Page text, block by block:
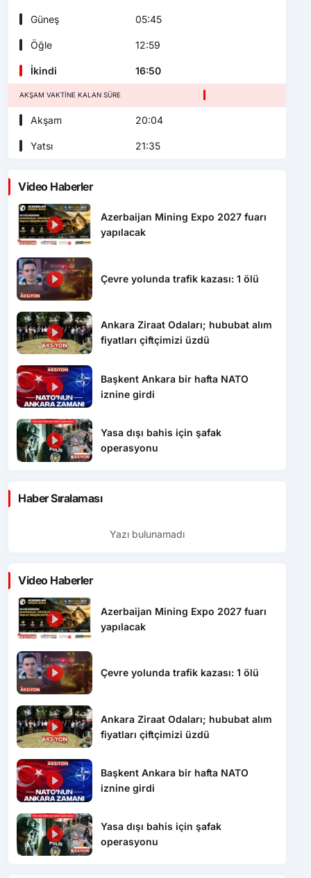
Güneş 05:45
Öğle 12:59
İkindi 16:50
AKŞAM VAKTINE KALAN SÜRE
Akşam 20:04
Yatsı 21:35
Video Haberler
Azerbaijan Mining Expo 2027 fuarı
yapılacak
Çevre yolunda trafik kazası: 1 ölü
Ankara Ziraat Odaları; hububat alım
fiyatları çiftçimizi üzdü
Başkent Ankara bir hafta NATO
iznine girdi
Yasa dışı bahis için şafak
operasyonu
Haber Sıralaması
Yazı bulunamadı
Video Haberler
Azerbaijan Mining Expo 2027 fuarı
yapılacak
Çevre yolunda trafik kazası: 1 ölü
Ankara Ziraat Odaları; hububat alım
fiyatları çiftçimizi üzdü
Başkent Ankara bir hafta NATO
iznine girdi
Yasa dışı bahis için şafak
operasyonu